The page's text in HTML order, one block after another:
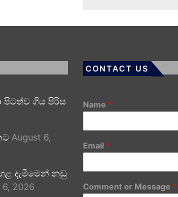
පිටත්ව ගිය පිරිස
August 6,
දැමීමෙන් නඩු
6, 2026
CONTACT US
Name *
Email *
Comment or Message *